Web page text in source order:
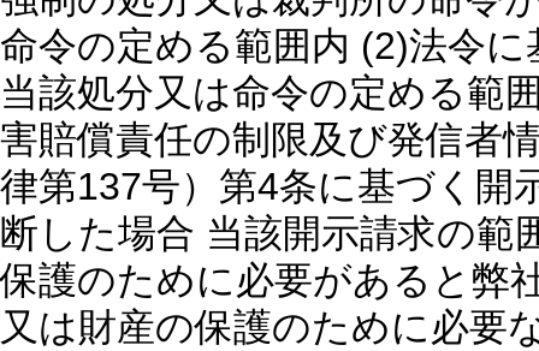
命令の定める範囲内 (2)法令
当該処分又は命令の定める範
害賠償責任の制限及び発信者
律第137号）第4条に基づく開
断した場合 当該開示請求の範
保護のために必要があると弊
又は財産の保護のために必要